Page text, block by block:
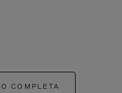
COMPLETA